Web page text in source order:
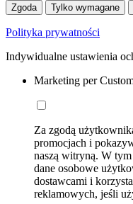
Zgoda Tylko wymagane
Polityka prywatności
Indywidualne ustawienia
Marketing per
Za zgodą
promocjach i
naszą witryną. W
dane osobowe
dostawcami i
reklamowych, jeśli